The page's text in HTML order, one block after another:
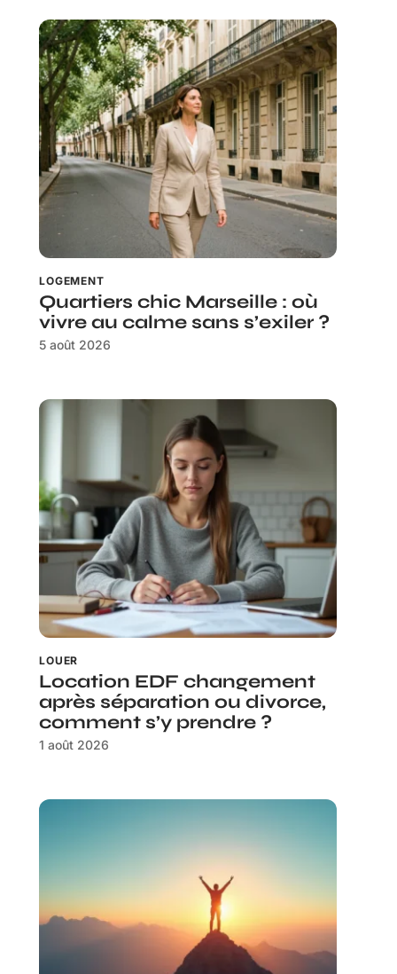
LOGEMENT
Quartiers chic Marseille : où
vivre au calme sans s’exiler ?
5 août 2026
LOUER
Location EDF changement
après séparation ou divorce,
comment s’y prendre ?
1 août 2026